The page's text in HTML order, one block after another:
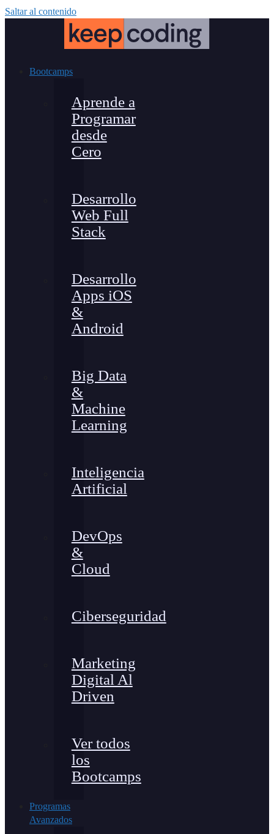
Saltar al contenido
Bootcamps
Aprende a
Programar
desde
Cero
Desarrollo
Web Full
Stack
Desarrollo
Apps iOS
&
Android
Big Data
&
Machine
Learning
Inteligencia
Artificial
DevOps
&
Cloud
Ciberseguridad
Marketing
Digital Al
Driven
Ver todos
los
Bootcamps
Programas
Avanzados